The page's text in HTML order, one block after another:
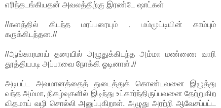
எரிந்தடங்கியதன் அவலத்திற்கு இரண்டே ஷாட்கள்
//களத்தில் கிடந்த மரப்பரையும் , மம்முட்டியின் காம்பும்
கருக்கிடந்தன.//
//ஆங்காரமாய் தரையில் அழுதுக்கிடந்த அம்மா மண்ணை வாரி
தூத்தியபடி அப்பாவை நோக்கி ஓடினாள்.//
அடிபட்ட அவமானத்தைத் துடைத்துக் கொண்டவனை இழுத்து
வந்த அம்மா, நிகழ்வுகளில் இடிந்து உட்கார்ந்திருப்பவனை தேற்றுகிற
விதமாய் வழி சொல்லி அனுப்புகிறாள். அழுது அரற்றி ஆவேசப்பட்ட